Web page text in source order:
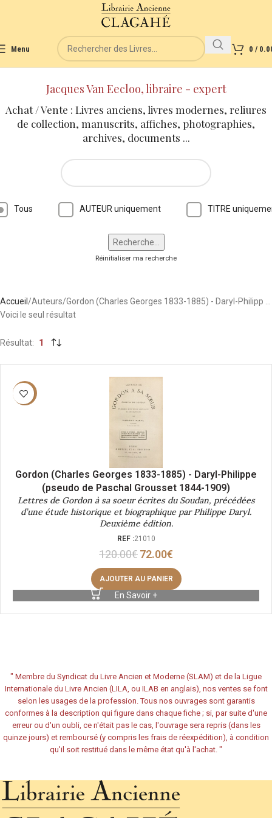
Menu 0 /
Jacques Van Eecloo, libraire - expert
Achat / Vente : Livres anciens, livres modernes, reliures
de collection, manuscrits, affiches, photographies,
archives, documents ...
Tous AUTEUR uniquement TITRE
Réinitialiser ma recherche
Accueil Auteurs Gordon (Charles Georges 1833-1885) - Daryl-Philipp …
Voici le seul résultat
Résultat 1
-40%
Gordon (Charles Georges 1833-1885) - Daryl-Philippe
(pseudo de Paschal Grousset 1844-1909)
Lettres de Gordon à sa soeur écrites du Soudan, précédées
d’une étude historique et biographique par Philippe Daryl.
Deuxième édition.
REF :21010
120.00€72.00€
AJOUTER AU PANIER
En Savoir +
" Membre du Syndicat du Livre Ancien et Moderne (SLAM) et de la Ligue
Internationale du Livre Ancien (LILA, ou ILAB en anglais), nos ventes se font
selon les usages de la profession. Tous nos ouvrages sont garantis
conformes à la description qui figure dans chaque fiche ; si, par suite d'une
erreur ou d'un oubli, ce n'était pas le cas, l'ouvrage sera repris (dans les
quinze jours) et remboursé (y compris les frais de réexpédition), à condition
qu'il soit restitué dans le même état qu'à l'achat. "